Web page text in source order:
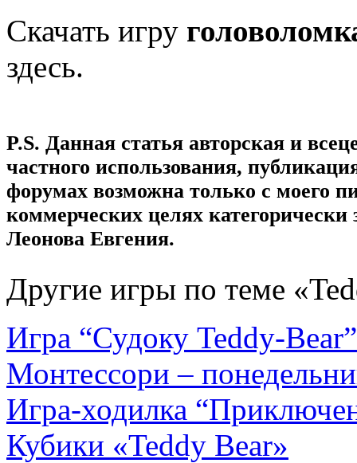
Скачать игру
здесь.
P.S. Данная статья авторская и
частного использования,
форумах возможна только с моего
коммерческих целях
Леонова Евгения.
Другие игры по теме
Игра “Судоку Teddy-Bear”
Монтессори –
Игра-ходилка
Кубики «Teddy Bear»